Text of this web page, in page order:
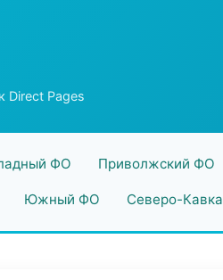
Direct Pages
ФО Приволжский ФО
Южный ФО Северо-